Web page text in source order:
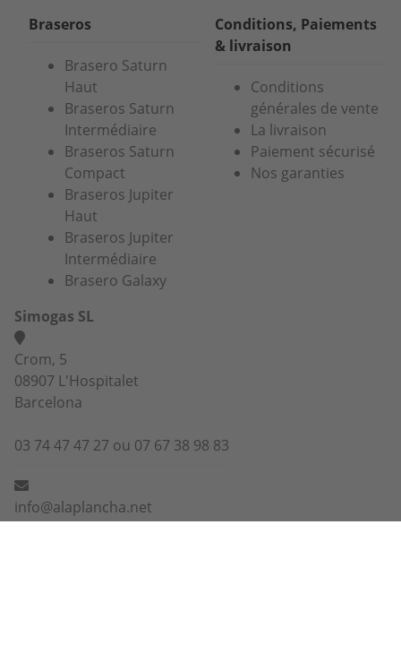
Braseros
Brasero Saturn
Haut
Braseros Saturn
Intermédiaire
Braseros Saturn
Compact
Braseros Jupiter
Haut
Braseros Jupiter
Intermédiaire
Brasero Galaxy
Conditions, Paiements
& livraison
Conditions
générales de vente
La livraison
Paiement sécurisé
Nos garanties
Simogas SL
Crom, 5
08907 L'Hospitalet
Barcelona
03 74 47 47 27 ou 07 67 38 98 83
info@alaplancha.net